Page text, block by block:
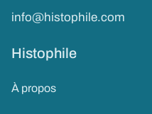
info@histophile.com
Histophile
À propos